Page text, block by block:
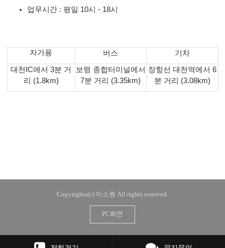
업무시간 : 평일 10시 - 18시
자가용 버스 기차
대천IC에서 3분 거
리
(1.8km)
보령 종합터미널에서
7분 거리 (3.35km)
장항선 대천역에서 6
분 거리
(3.08km)
Copyrights(c) 미소원 All rights reserved.
PC화면